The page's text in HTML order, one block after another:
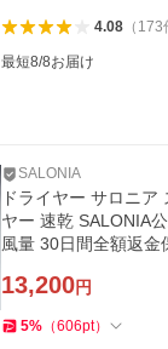
4.08（ 173
最短8/8お届け
SALONIA
ドライヤー サロニア
ヤー 速乾 SALONIA
風量 30日間全額返金
13,200円
5% （606pt）